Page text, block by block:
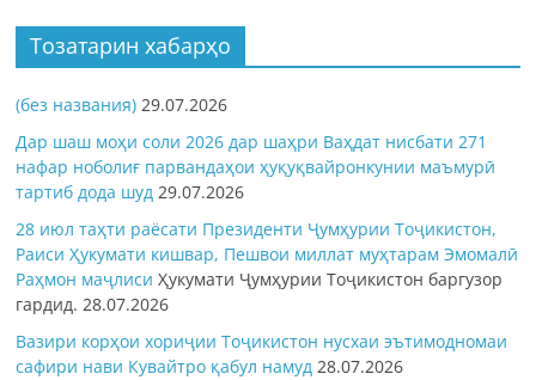
Тозатарин хабарҳо
(без названия) 29.07.2026
Дар шаш моҳи соли 2026 дар шаҳри Ваҳдат нисбати 271
нафар ноболиғ парвандаҳои ҳуқуқвайронкунии маъмурӣ
тартиб дода шуд 29.07.2026
28 июл таҳти раёсати Президенти Ҷумҳурии Тоҷикистон,
Раиси Ҳукумати кишвар, Пешвои миллат муҳтарам Эмомалӣ
Раҳмон маҷлисиҲукумати Ҷумҳурии Тоҷикистон баргузор
гардид.28.07.2026
Вазири корҳои хориҷии Тоҷикистон нусхаи эътимодномаи
сафири нави Кувайтро қабул намуд 28.07.2026